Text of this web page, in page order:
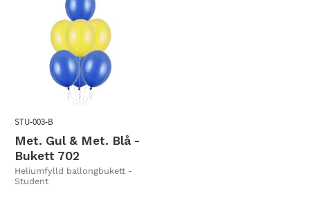
Met. Gul & Met. Blå -
Bukett 702
Heliumfylld ballongbukett -
Student
STU-003-B